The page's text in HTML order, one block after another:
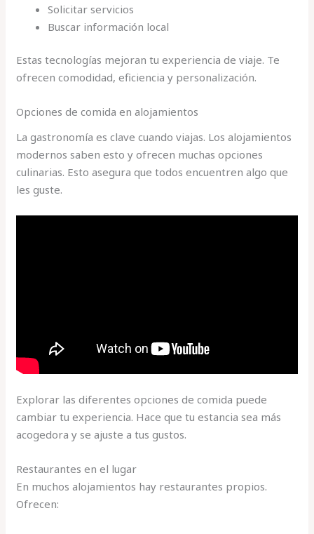
Solicitar servicios
Buscar información local
Estas tecnologías mejoran tu experiencia de viaje. Te
ofrecen comodidad, eficiencia y personalización.
Opciones de comida en alojamientos
La gastronomía es clave cuando viajas. Los alojamientos
modernos saben esto y ofrecen muchas opciones
culinarias. Esto asegura que todos encuentren algo que
les guste.
Explorar las diferentes opciones de comida puede
cambiar tu experiencia. Hace que tu estancia sea más
acogedora y se ajuste a tus gustos.
Restaurantes en el lugar
En muchos alojamientos hay restaurantes propios.
Ofrecen: